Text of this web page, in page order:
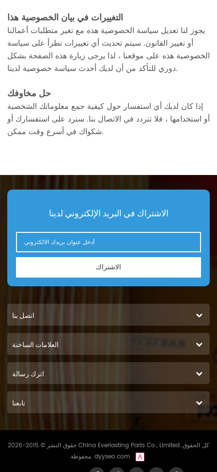
التغييرات في بيان الخصوصية هذا
يجوز لنا تعديل سياسة الخصوصية هذه مع تغير متطلبات أعمالنا
أو تغيير القانون. سيتم تحديث أي تغييرات تطرأ على سياسة
الخصوصية هذه على موقعنا ، لذا يرجى زيارة هذه الصفحة بشكل
دوري للتأكد من أن لديك أحدث سياسة خصوصية لدينا.
حل مخاوفك
إذا كان لديك أي استفسار حول كيفية جمع معلوماتك الشخصية
أو استخدامها ، فلا تتردد في الاتصال بنا. سنرد على استفسارك أو
شكواك في أسرع وقت ممكن.
الاشتراك في البريد الإلكتروني لدينا
الاشتراك
اتصل بنا
العلامات الساخنة
اترك رسالة
تابعنا
حقوق النشر © 2015-2026 China Everlasting Parts Co., Limited..كل الحقوق
محفوظة. dyyseo.com